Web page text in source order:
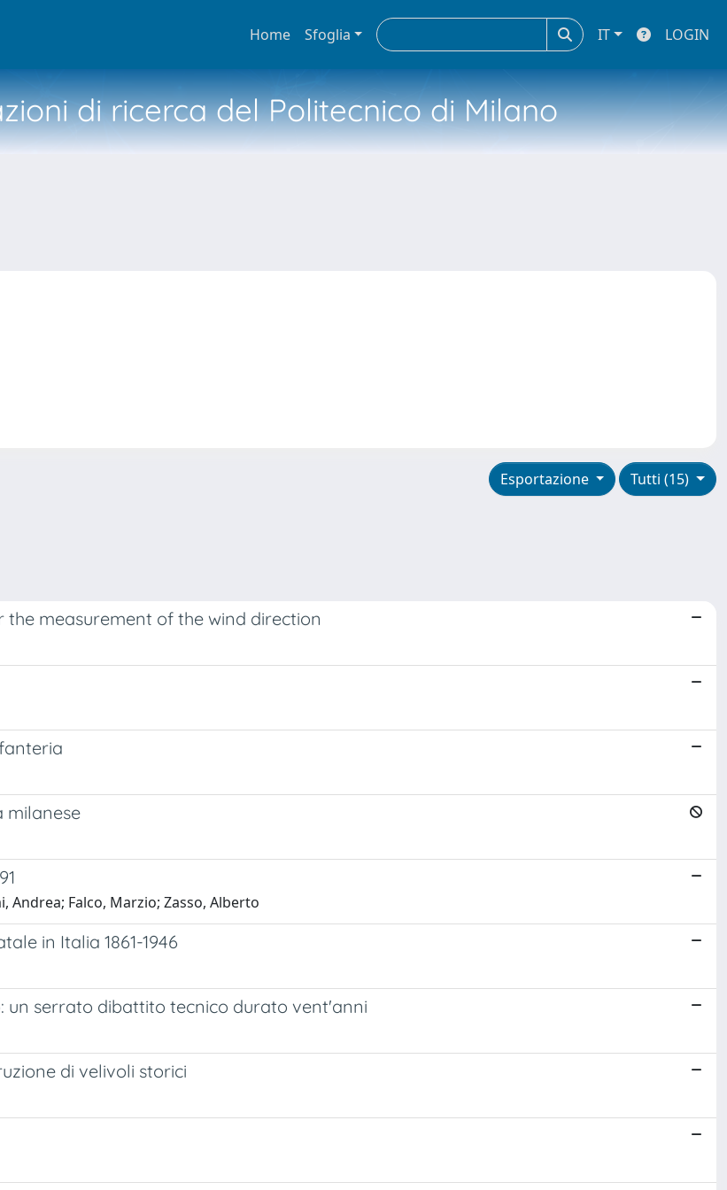
Home Sfoglia IT LOGIN
di ricerca del Politecnico di Milano
Tutti (15)
Esportazione
measurement of the wind direction
milanese
Andrea; Falco, Marzio; Zasso, Alberto
in Italia 1861-1946
un serrato dibattito tecnico durato vent'anni
di velivoli storici